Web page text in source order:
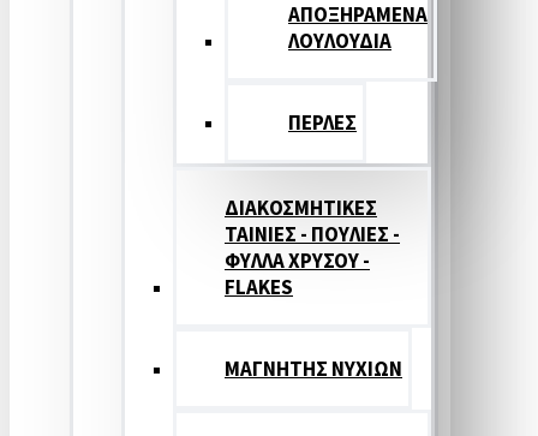
ΑΠΟΞΗΡΑΜΕΝΑ
ΛΟΥΛΟΥΔΙΑ
ΠΕΡΛΕΣ
ΔΙΑΚΟΣΜΗΤΙΚΕΣ
ΤΑΙΝΙΕΣ - ΠΟΥΛΙΕΣ -
ΦΥΛΛΑ ΧΡΥΣΟΥ -
FLAKES
ΜΑΓΝΗΤΗΣ ΝΥΧΙΩΝ